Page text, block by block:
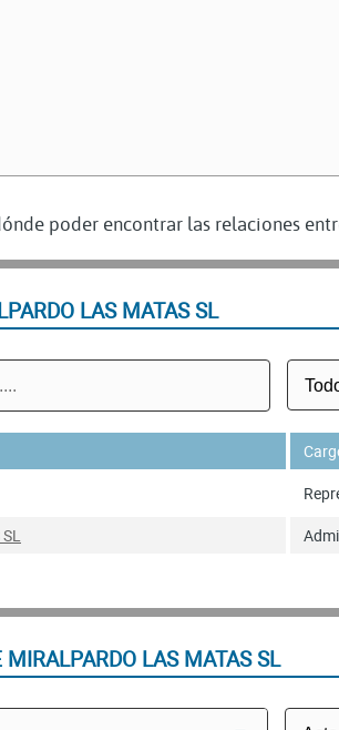
poder encontrar las relaciones
LAS MATAS SL
SL
LAS MATAS SL